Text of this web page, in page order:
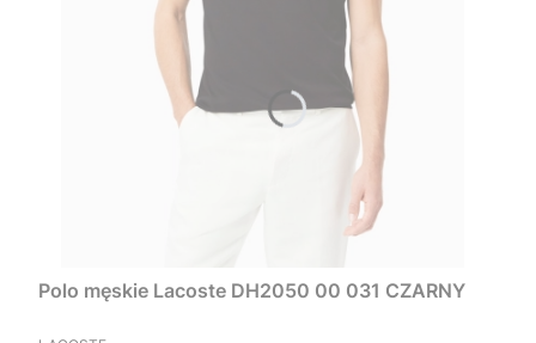
Polo męskie Lacoste DH2050 00 031 CZARNY
PRODUCENT